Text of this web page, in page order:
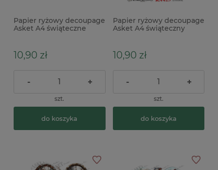
Papier ryżowy decoupage
Asket A4 świąteczne
10,90 zł
- +
szt.
do koszyka
Papier ryżowy decoupage
Asket A4 świąteczny
10,90 zł
- +
szt.
do koszyka